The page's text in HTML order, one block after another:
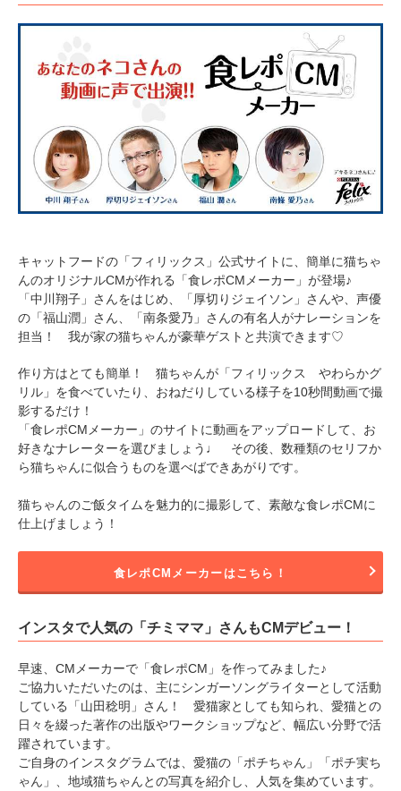
キャットフードの「フィリックス」公式サイトに、簡単に猫ちゃ
んのオリジナルCMが作れる「食レポCMメーカー」が登場♪
「中川翔子」さんをはじめ、「厚切りジェイソン」さんや、声優
の「福山潤」さん、「南条愛乃」さんの有名人がナレーションを
担当！ 我が家の猫ちゃんが豪華ゲストと共演できます♡
作り方はとても簡単！ 猫ちゃんが「フィリックス やわらかグ
リル」を食べていたり、おねだりしている様子を10秒間動画で撮
影するだけ！
「食レポCMメーカー」のサイトに動画をアップロードして、お
好きなナレーターを選びましょう♩ その後、数種類のセリフか
ら猫ちゃんに似合うものを選べばできあがりです。
猫ちゃんのご飯タイムを魅力的に撮影して、素敵な食レポCMに
仕上げましょう！
食レポCMメーカーはこちら！
インスタで人気の「チミママ」さんもCMデビュー！
早速、CMメーカーで「食レポCM」を作ってみました♪
ご協力いただいたのは、主にシンガーソングライターとして活動
している「山田稔明」さん！ 愛猫家としても知られ、愛猫との
日々を綴った著作の出版やワークショップなど、幅広い分野で活
躍されています。
ご自身のインスタグラムでは、愛猫の「ポチちゃん」「ポチ実ち
ゃん」、地域猫ちゃんとの写真を紹介し、人気を集めています。